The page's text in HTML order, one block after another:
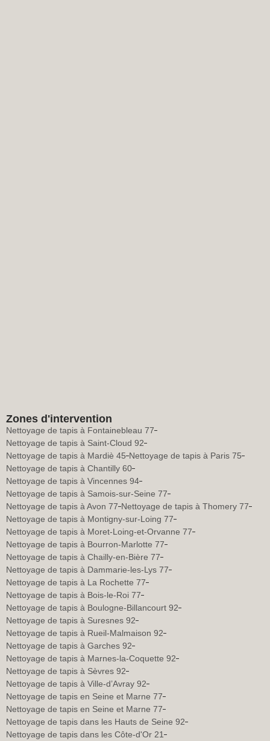
Zones d'intervention
Nettoyage de tapis à Fontainebleau 77
Nettoyage de tapis à Saint-Cloud 92
Nettoyage de tapis à Mardiè 45 Nettoyage de tapis à Paris 75
Nettoyage de tapis à Chantilly 60
Nettoyage de tapis à Vincennes 94
Nettoyage de tapis à Samois-sur-Seine 77
Nettoyage de tapis à Avon 77 Nettoyage de tapis à Thomery 77
Nettoyage de tapis à Montigny-sur-Loing 77
Nettoyage de tapis à Moret-Loing-et-Orvanne 77
Nettoyage de tapis à Bourron-Marlotte 77
Nettoyage de tapis à Chailly-en-Bière 77
Nettoyage de tapis à Dammarie-les-Lys 77
Nettoyage de tapis à La Rochette 77
Nettoyage de tapis à Bois-le-Roi 77
Nettoyage de tapis à Boulogne-Billancourt 92
Nettoyage de tapis à Suresnes 92
Nettoyage de tapis à Rueil-Malmaison 92
Nettoyage de tapis à Garches 92
Nettoyage de tapis à Marnes-la-Coquette 92
Nettoyage de tapis à Sèvres 92
Nettoyage de tapis à Ville-d’Avray 92
Nettoyage de tapis en Seine et Marne 77
Nettoyage de tapis en Seine et Marne 77
Nettoyage de tapis dans les Hauts de Seine 92
Nettoyage de tapis dans les Côte-d'Or 21